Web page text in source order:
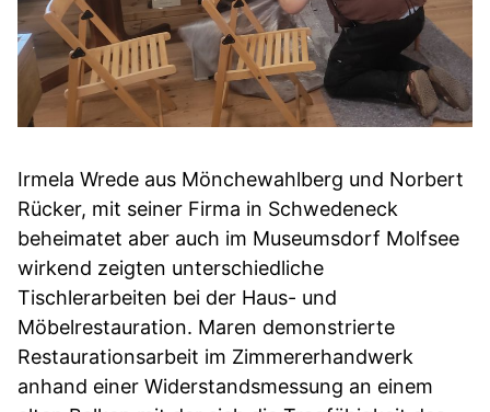
Irmela Wrede aus Mönchewahlberg und Norbert
Rücker, mit seiner Firma in Schwedeneck
beheimatet aber auch im Museumsdorf Molfsee
wirkend zeigten unterschiedliche
Tischlerarbeiten bei der Haus- und
Möbelrestauration. Maren demonstrierte
Restaurationsarbeit im Zimmererhandwerk
anhand einer Widerstandsmessung an einem